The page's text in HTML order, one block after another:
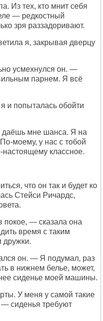
Из тех, кто мнит себя
— редкостный
зря раззадоривают.
я, закрывая дверцу
усмехнулся он. —
парнем. Я всё
и попыталась обойти
мне шанса. Я на
моему, у нас с тобой
настоящему классное.
что он так и будет ко
Стейси Ричардс,
— сказала она
время с таким
дружки.
он. — Я подумал, раз
в нижнем белье, может,
сиденье моей машины.
У меня у самой такие
сиденья требуют